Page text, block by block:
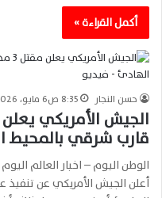
أكمل القراءة »
حسن النجار 8:35 ص6 مايو، 2026
قارب شرقي بالمحيط
أعلن الجيش الأمريكي عن